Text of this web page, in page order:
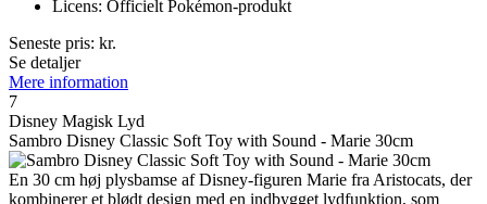
Licens: Officielt Pokémon-produkt
Seneste pris: kr.
Se detaljer
Mere information
7
Disney Magisk Lyd
Sambro Disney Classic Soft Toy with Sound - Marie 30cm
En 30 cm høj plysbamse af Disney-figuren Marie fra Aristocats, der
kombinerer et blødt design med en indbygget lydfunktion, som